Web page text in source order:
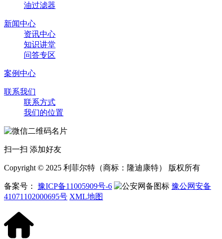
油过滤器
新闻中心
资讯中心
知识讲堂
问答专区
案例中心
联系我们
联系方式
我们的位置
扫一扫 添加好友
Copyright © 2025 利菲尔特（商标：隆迪康特） 版权所有
备案号： 豫ICP备11005909号-6
豫公网安备
41071102000695号 XML地图